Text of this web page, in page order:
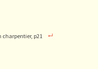
charpentier, p21